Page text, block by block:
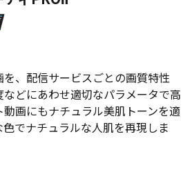
、配信サービスごとの画質特性
どにあわせ適切なパラメータで高
画にもナチュラル美肌トーンを適
でナチュラルな人肌を再現しま